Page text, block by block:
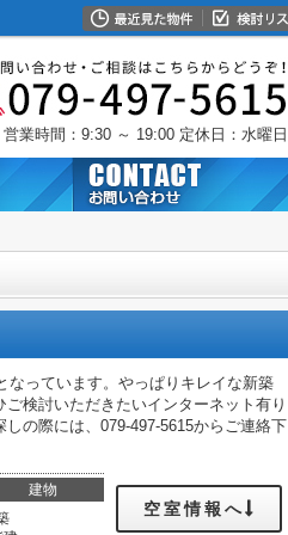
営業時間：9:30 ～ 19:00 定休日：水曜日
なっています。やっぱりキレイな新築
検討いただきたいインターネット有り
の際には、079-497-5615からご連絡下
建物
空室情報へ